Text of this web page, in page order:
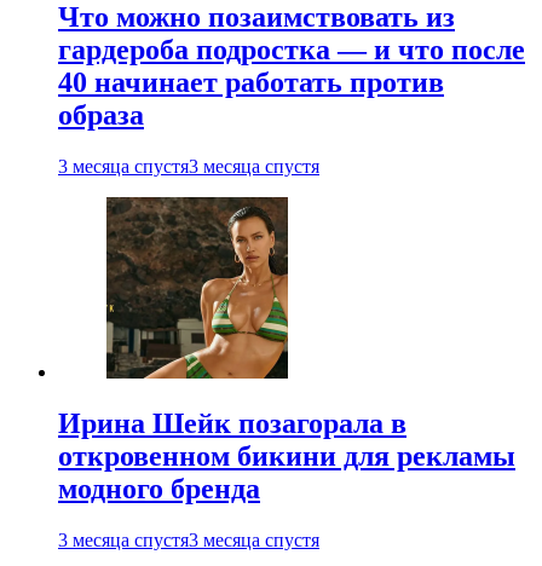
Что можно позаимствовать из
гардероба подростка — и что после
40 начинает работать против
образа
3 месяца спустя3 месяца спустя
Ирина Шейк позагорала в
откровенном бикини для рекламы
модного бренда
3 месяца спустя3 месяца спустя